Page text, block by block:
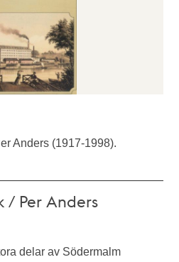
Anders (1917-1998).
/ Per Anders
delar av Södermalm